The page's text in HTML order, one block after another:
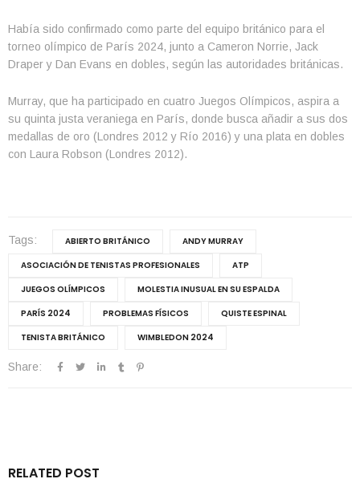
Había sido confirmado como parte del equipo británico para el
torneo olímpico de París 2024, junto a Cameron Norrie, Jack
Draper y Dan Evans en dobles, según las autoridades británicas.
Murray, que ha participado en cuatro Juegos Olímpicos, aspira a
su quinta justa veraniega en París, donde busca añadir a sus dos
medallas de oro (Londres 2012 y Río 2016) y una plata en dobles
con Laura Robson (Londres 2012).
Tags: ABIERTO BRITÁNICO
ANDY MURRAY
ASOCIACIÓN DE TENISTAS PROFESIONALES
ATP
JUEGOS OLÍMPICOS
MOLESTIA INUSUAL EN SU ESPALDA
PARÍS 2024
PROBLEMAS FÍSICOS
QUISTE ESPINAL
TENISTA BRITÁNICO
WIMBLEDON 2024
Share:
RELATED POST